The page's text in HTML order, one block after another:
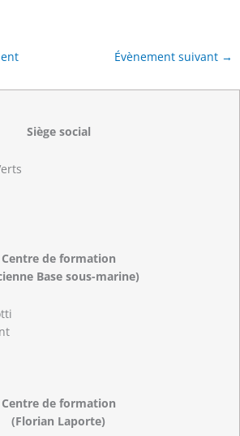
Évènement suivant →
Siège social
Centre de formation
Base sous-marine)
Centre de formation
(Florian Laporte)